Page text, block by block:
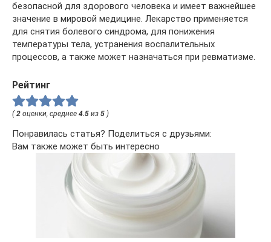
безопасной для здорового человека и имеет важнейшее
значение в мировой медицине. Лекарство применяется
для снятия болевого синдрома, для понижения
температуры тела, устранения воспалительных
процессов, а также может назначаться при ревматизме.
Рейтинг
( 2 оценки, среднее 4.5 из 5 )
Понравилась статья? Поделиться с друзьями:
Вам также может быть интересно